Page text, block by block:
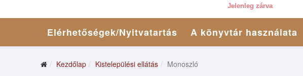
Jelenleg zárva
Elérhetőségek/Nyitvatartás A könyvtár használata
Kezdőlap Kistelepülési ellátás Monoszló